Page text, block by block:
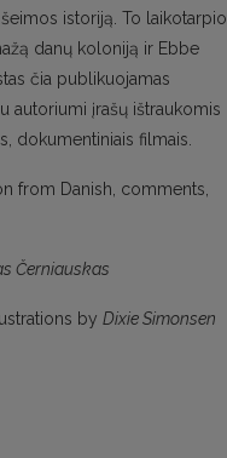
istoriją. To laikotarpio
danų koloniją ir Ebbe
čia publikuojamas
autoriumi įrašų ištraukomis
dokumentiniais filmais.
from Danish, comments,
Černiauskas
by Dixie Simonsen